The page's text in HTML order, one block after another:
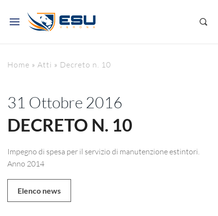
Home » Atti » Decreto n. 10
31 Ottobre 2016
DECRETO N. 10
Impegno di spesa per il servizio di manutenzione estintori.
Anno 2014
Elenco news